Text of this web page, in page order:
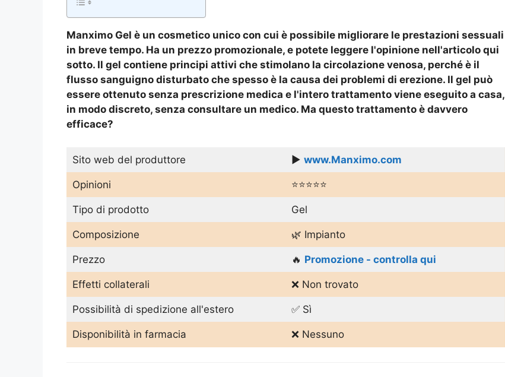
Manximo Gel è un cosmetico unico con cui è possibile migliorare le prestazioni sessuali
in breve tempo. Ha un prezzo promozionale, e potete leggere l'opinione nell'articolo qui
sotto. Il gel contiene principi attivi che stimolano la circolazione venosa, perché è il
flusso sanguigno disturbato che spesso è la causa dei problemi di erezione. Il gel può
essere ottenuto senza prescrizione medica e l'intero trattamento viene eseguito a casa,
in modo discreto, senza consultare un medico. Ma questo trattamento è davvero
efficace?
Sito web del produttore ▶️ www.Manximo.com
Opinioni ⭐⭐⭐⭐⭐
Tipo di prodotto Gel
Composizione 🌿 Impianto
Prezzo 🔥 Promozione - controlla qui
Effetti collaterali ❌ Non trovato
Possibilità di spedizione all'estero ✅ Sì
Disponibilità in farmacia ❌ Nessuno